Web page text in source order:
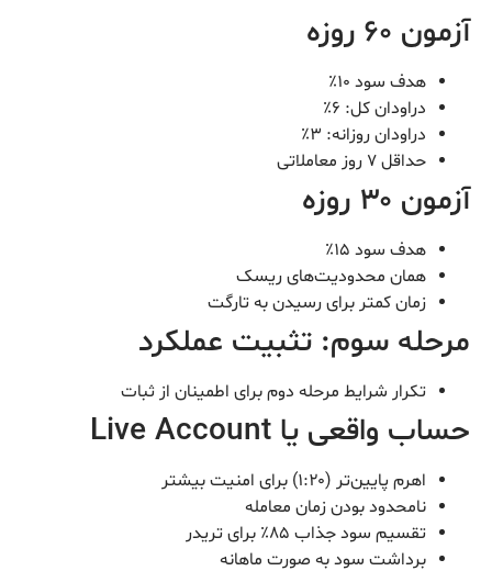
آزمون ۶۰ روزه
هدف سود ۱۰٪
دراودان کل: ۶٪
دراودان روزانه: ۳٪
حداقل ۷ روز معاملاتی
آزمون ۳۰ روزه
هدف سود ۱۵٪
همان محدودیت‌های ریسک
زمان کمتر برای رسیدن به تارگت
مرحله سوم: تثبیت عملکرد
تکرار شرایط مرحله دوم برای اطمینان از ثبات
حساب واقعی یا Live Account
اهرم پایین‌تر (۱:۲۰) برای امنیت بیشتر
نامحدود بودن زمان معامله
تقسیم سود جذاب ۸۵٪ برای تریدر
برداشت سود به صورت ماهانه